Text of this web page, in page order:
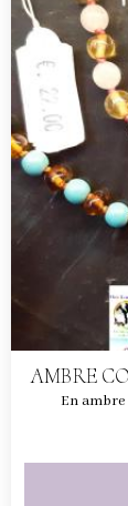
AMBRE
En ambre